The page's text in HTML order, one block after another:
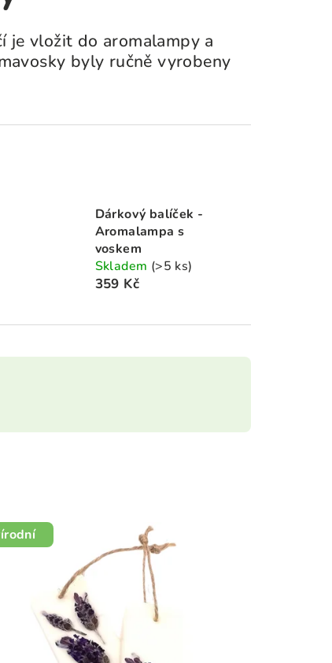
je vložit do aromalampy a
byly ručně vyrobeny
Dárkový balíček -
Aromalampa s
voskem
Skladem (>5 ks)
359 Kč